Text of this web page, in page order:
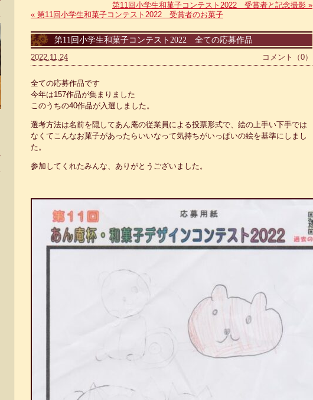
第11回小学生和菓子コンテスト2022 受賞者と記念撮影 »
« 第11回小学生和菓子コンテスト2022 受賞者のお菓子
第11回小学生和菓子コンテスト2022 全ての応募作品
コメント（0）
2022.11.24
全ての応募作品です
今年は157作品が集まりました
このうちの40作品が入選しました。
選考方法は名前を隠してあん庵の従業員による投票形式で、絵の上手い下手では
なくてこんなお菓子があったらいいなって気持ちがいっぱいの絵を基準にしまし
た。
参加してくれたみんな、ありがとうございました。